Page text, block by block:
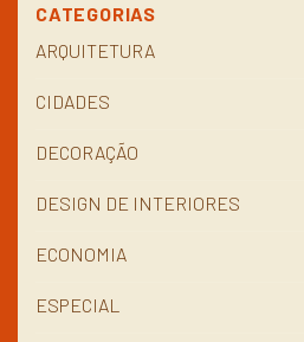
CATEGORIAS
ARQUITETURA
CIDADES
DECORAÇÃO
DESIGN DE INTERIORES
ECONOMIA
ESPECIAL